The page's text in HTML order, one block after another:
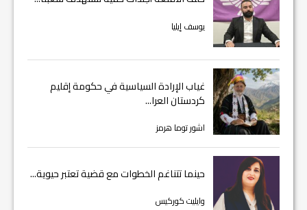
يوسف إيليا
غياب الإرادة السياسية في حكومة إقليم
كردستان العرا...
اشور توما هرمز
حينما تتناغم الخطوات مع قضية تعتبر حيوية...
وايليت كوركيس